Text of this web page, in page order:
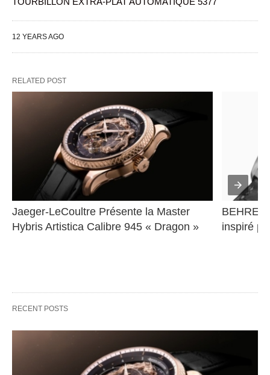
12 YEARS AGO
RELATED POST
Jaeger-LeCoultre Présente la Master
Hybris Artistica Calibre 945 « Dragon »
inspiré
RECENT POSTS